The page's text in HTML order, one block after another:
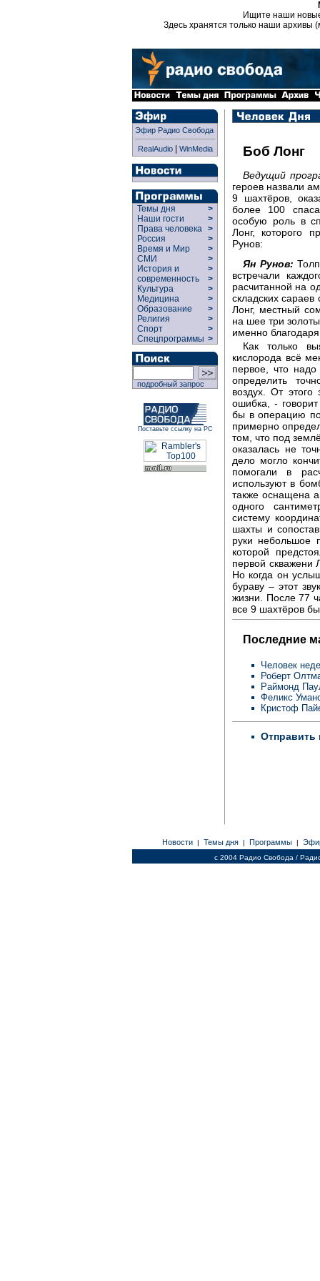
Ищите наши
Здесь хранятся только наши архивы
Эфир Радио Свобода
RealAudio| WinMedia
Темы дня
>
Наши гости
>
Права человека >
Россия
>
Время и Мир
>
СМИ
>
История и
современность
>
>
Культура
>
Медицина
>
Образование
>
Религия
>
Спорт
>
Спецпрограммы >
подробный запрос
Поставьте ссылку на РС
Боб Лонг
Ведущий
героев назвали
9 шахтёров,
более 100
особую роль в
Лонг, которого
Рунов:
Ян Рунов:
встречали
расчитанной на
складских
Лонг, местный
на шее три
именно
Как только
кислорода всё
первое, что
определить
воздух. От
ошибка, -
бы в операцию
примерно
том, что под
оказалась не
дело могло
помогали в
используют в
также оснащена
одного
систему
шахты и
руки небольшое
которой
первой скважени
Но когда он
бураву – этот
жизни. После 77
все 9 шахтёров
Последние
Человек
Роберт
Раймонд
Феликс
Кристоф
Отправить
Новости | Темы дня | Программы |
c 2004 Радио Свобода /